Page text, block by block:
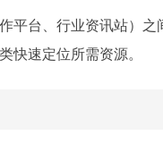
平台、行业资讯站）之
快速定位所需资源。